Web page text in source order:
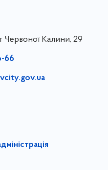
Червоної Калини, 29
66